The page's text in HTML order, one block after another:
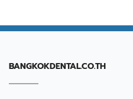
BANGKOKDENTAL.CO.TH